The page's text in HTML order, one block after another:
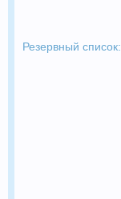
Резервный список: